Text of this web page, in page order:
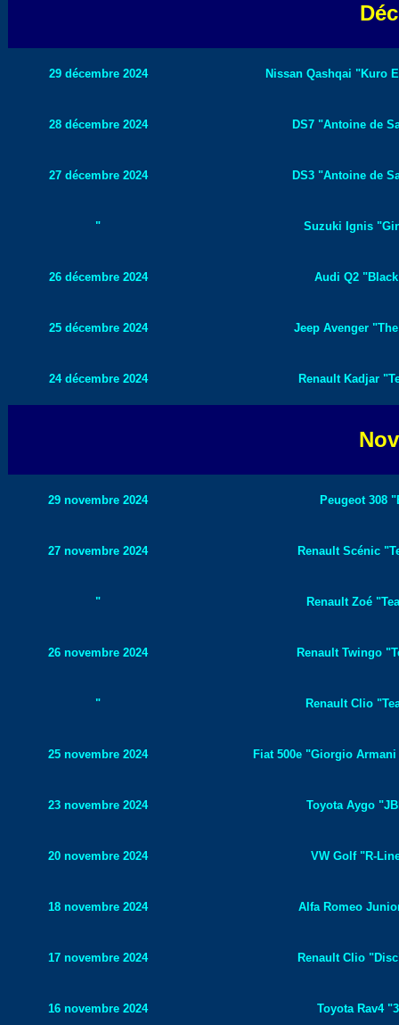
29 décembre 2024 Nissan Qashqai "Kuro
28 décembre 2024 DS7 "Antoine de
27 décembre 2024 DS3 "Antoine de
" Suzuki Ignis
26 décembre 2024 Audi Q2
25 décembre 2024 Jeep Avenger
24 décembre 2024 Renault Kadjar
29 novembre 2024 Peugeot 308
27 novembre 2024 Renault Scénic
" Renault Zoé
26 novembre 2024 Renault Twingo
" Renault Clio
25 novembre 2024 Fiat 500e "Giorgio
23 novembre 2024 Toyota Aygo
20 novembre 2024 VW Golf "R-
18 novembre 2024 Alfa Romeo
17 novembre 2024 Renault Clio
16 novembre 2024 Toyota Rav4